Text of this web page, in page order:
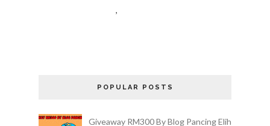
,
POPULAR POSTS
Giveaway RM300 By Blog Pancing Elih